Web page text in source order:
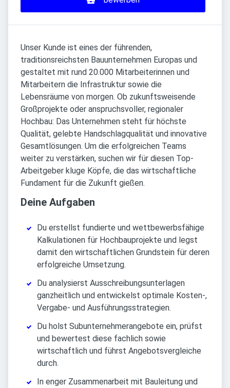
Unser Kunde ist eines der führenden,
traditionsreichsten Bauunternehmen Europas und
gestaltet mit rund 20.000 Mitarbeiterinnen und
Mitarbeitern die Infrastruktur sowie die
Lebensräume von morgen. Ob zukunftsweisende
Großprojekte oder anspruchsvoller, regionaler
Hochbau: Das Unternehmen steht für höchste
Qualität, gelebte Handschlagqualität und innovative
Gesamtlösungen. Um die erfolgreichen Teams
weiter zu verstärken, suchen wir für diesen Top-
Arbeitgeber kluge Köpfe, die das wirtschaftliche
Fundament für die Zukunft gießen.
Deine Aufgaben
Du erstellst fundierte und wettbewerbsfähige
Kalkulationen für Hochbauprojekte und legst
damit den wirtschaftlichen Grundstein für deren
erfolgreiche Umsetzung.
Du analysierst Ausschreibungsunterlagen
ganzheitlich und entwickelst optimale Kosten-,
Vergabe- und Ausführungsstrategien.
Du holst Subunternehmerangebote ein, prüfst
und bewertest diese fachlich sowie
wirtschaftlich und führst Angebotsvergleiche
durch.
In enger Zusammenarbeit mit Bauleitung und